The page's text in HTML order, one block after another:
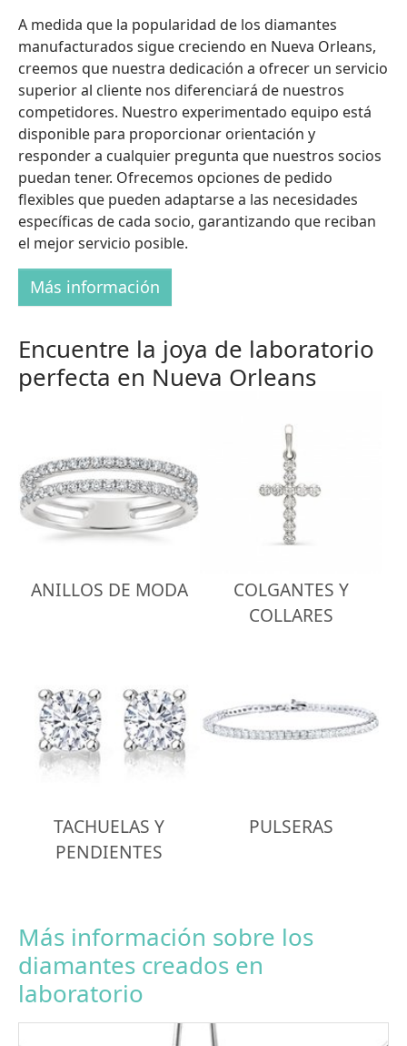
A medida que la popularidad de los diamantes
manufacturados sigue creciendo en Nueva Orleans,
creemos que nuestra dedicación a ofrecer un servicio
superior al cliente nos diferenciará de nuestros
competidores. Nuestro experimentado equipo está
disponible para proporcionar orientación y
responder a cualquier pregunta que nuestros socios
puedan tener. Ofrecemos opciones de pedido
flexibles que pueden adaptarse a las necesidades
específicas de cada socio, garantizando que reciban
el mejor servicio posible.
Más información
ANILLOS DE MODA
COLGANTES Y
COLLARES
TACHUELAS Y
PENDIENTES
PULSERAS
Encuentre la joya de laboratorio
perfecta en Nueva Orleans
Más información sobre los
diamantes creados en
laboratorio